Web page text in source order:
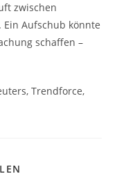
zwischen
Aufschub könnte
schaffen –
Trendforce,